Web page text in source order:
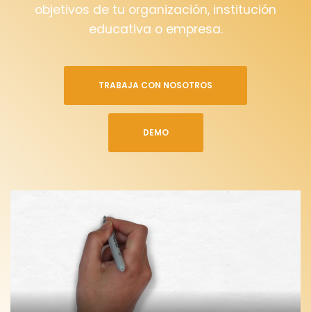
objetivos de tu organización, institución
educativa o empresa.
TRABAJA CON NOSOTROS
DEMO